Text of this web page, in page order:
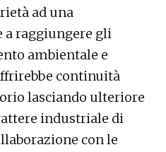
ad una
a raggiungere gli
ambientale e
continuità
lasciando ulteriore
industriale di
con le